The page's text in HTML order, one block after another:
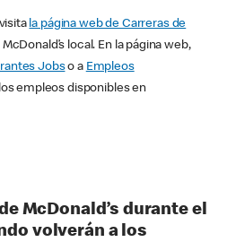
la página web de Carreras de
local. En la página web,
Jobso a Empleos
empleos disponibles en
McDonald’s durante el
volverán a los